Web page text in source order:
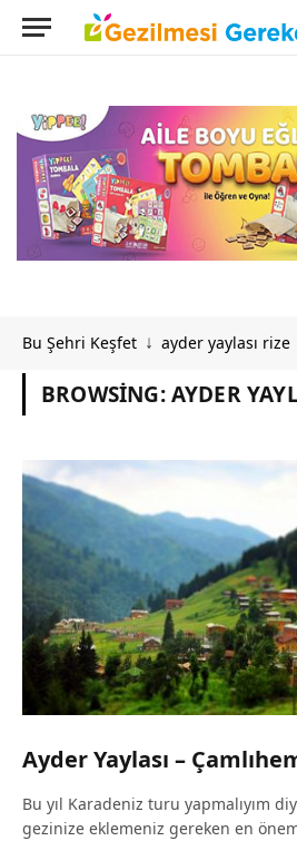
Bu Şehri Keşfet ↓ ayder yaylası rize
BROWSING:AYDER
Ayder Yaylası –
Bu yıl Karadeniz turu yapmalıyım
gezinize eklemeniz gereken en